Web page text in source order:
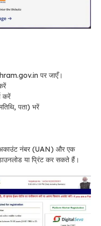
पर जाएँ।
करें
पता) भरें
नंबर (UAN) और एक
या प्रिंट कर सकते हैं।